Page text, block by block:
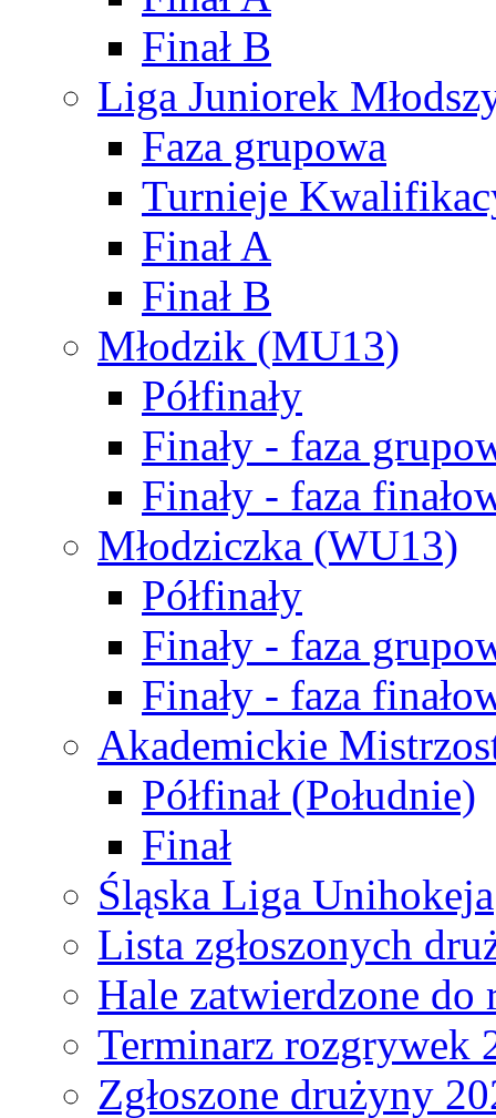
Finał B
Liga Juniorek
Faza grupowa
Turnieje
Finał A
Finał B
Młodzik (MU13)
Półfinały
Finały - faza
Finały - faza
Młodziczka (WU13)
Półfinały
Finały - faza
Finały - faza
Akademickie
Półfinał (Południe)
Finał
Śląska Liga Unihokeja
Lista zgłoszonych
Hale zatwierdzone do
Terminarz rozgrywek
Zgłoszone drużyny